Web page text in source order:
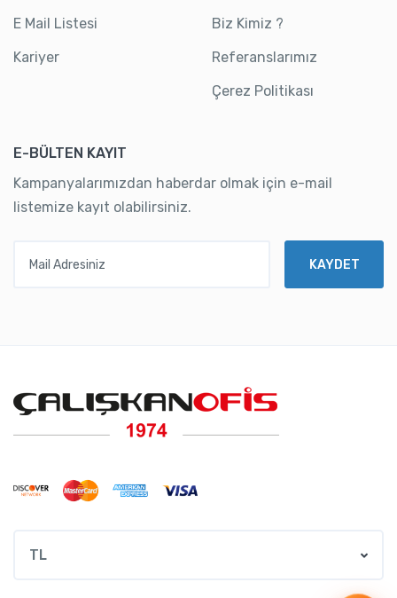
E Mail Listesi
Kariyer
Biz Kimiz ?
Referanslarımız
Çerez Politikası
E-BÜLTEN KAYIT
Kampanyalarımızdan haberdar olmak için e-mail
listemize kayıt olabilirsiniz.
KAYDET
TL